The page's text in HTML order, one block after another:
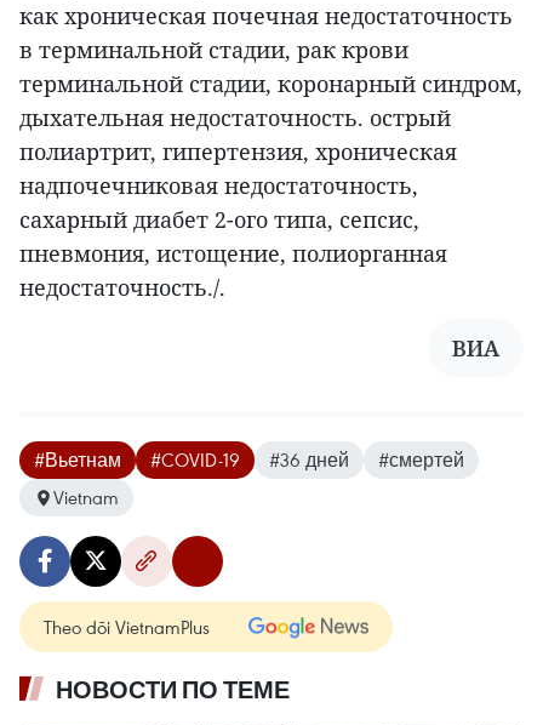
как хроническая почечная недостаточность
в терминальной стадии, рак крови
терминальной стадии, коронарный синдром,
дыхательная недостаточность. острый
полиартрит, гипертензия, хроническая
надпочечниковая недостаточность,
сахарный диабет 2-ого типа, сепсис,
пневмония, истощение, полиорганная
недостаточность./.
ВИА
#Вьетнам #COVID-19 #36 дней
#смертей
Vietnam
Theo dõi VietnamPlus
НОВОСТИ ПО ТЕМЕ